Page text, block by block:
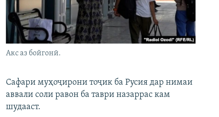
Акс аз бойгонӣ.
Сафари муҳоҷирони тоҷик ба Русия дар нимаи
аввали соли равон ба таври назаррас кам
шудааст.